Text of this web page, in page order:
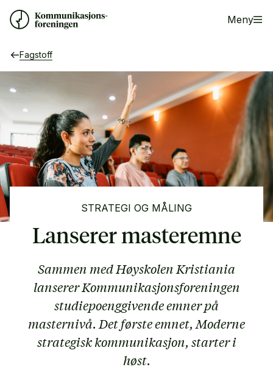
Meny
Fagstoff
STRATEGI OG MÅLING
Lanserer masteremne
Sammen med Høyskolen Kristiania
lanserer Kommunikasjonsforeningen
studiepoenggivende emner på
masternivå. Det første emnet, Moderne
strategisk kommunikasjon, starter i
høst.